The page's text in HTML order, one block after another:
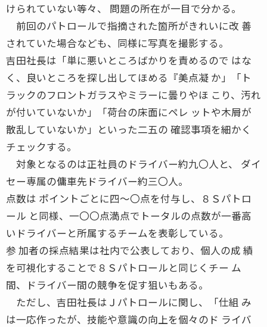
けられていない等々、 問題の所在が一目で分かる。
前回のパトロールで指摘された箇所がきれいに改 善
されていた場合なども、同様に写真を撮影する。
吉田社長は「単に悪いところばかりを責めるので はな
く、良いところを探し出してほめる『美点凝 か」「ト
ラックのフロントガラスやミラーに曇りやほ こり、汚れ
が付いていないか」「荷台の床面にペレ ットや木屑が
散乱していないか」といった二五の 確認事項を細かく
チェックする。
対象となるのは正社員のドライバー約九〇人と、 ダイ
セー専属の傭車先ドライバー約三〇人。
点数は ポイントごとに四〜〇点を付与し、８Ｓパトロ
ール と同様、一〇〇点満点でトータルの点数が一番高
いドライバーと所属するチームを表彰している。
参 加者の採点結果は社内で公表しており、個人の成 績
を可視化することで８Ｓパトロールと同じくチー ム
間、ドライバー間の競争を促す狙いもある。
ただし、吉田社長はＪパトロールに関し、「仕組 み
は一応作ったが、技能や意識の向上を個々のド ライバ